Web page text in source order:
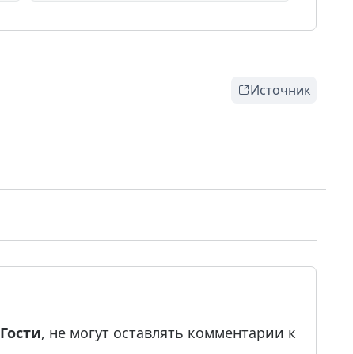
Источник
Гости, не могут оставлять комментарии к